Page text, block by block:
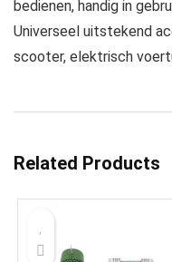
bedienen, handig in
Universeel uitstekend
scooter, elektrisch
Related Products